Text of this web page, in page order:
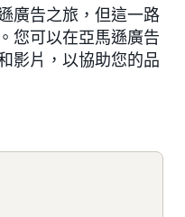
廣告之旅，但這一路
您可以在亞馬遜廣告
影片，以協助您的品